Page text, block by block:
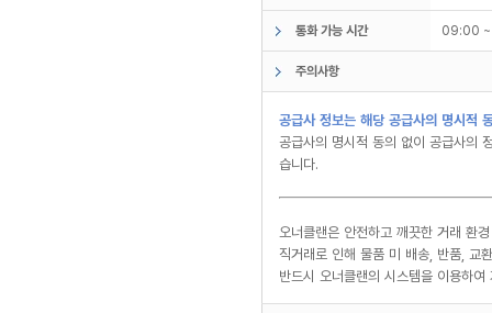
통화 가능 시간 09:00
주의사항
공급사 정보는 해당 공급사의 명시적
공급사의 명시적 동의 없이 공급사의
습니다.
오너클랜은 안전하고 깨끗한 거래 환
직거래로 인해 물품 미 배송, 반품, 교
반드시 오너클랜의 시스템을 이용하